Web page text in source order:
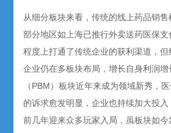
从细分板块来看，传统的线上药品销
部分地区如上海已推行外卖送药医保
程度上打通了传统企业的获利渠道，但
企业仍在多板块布局，增长自身利润
（PBM）板块近年来成为领域新秀，
的诉求愈发明显，企业也持续加大投
前几年迎来众多玩家入局，虽板块如